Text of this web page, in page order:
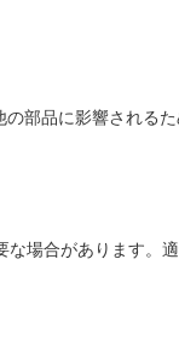
部品に影響される
場合があります。